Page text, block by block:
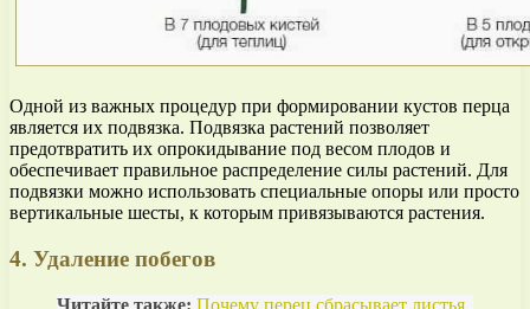
Одной из важных процедур при формировании кустов перца
является их подвязка. Подвязка растений позволяет
предотвратить их опрокидывание под весом плодов и
обеспечивает правильное распределение силы растений. Для
подвязки можно использовать специальные опоры или просто
вертикальные шесты, к которым привязываются растения.
4. Удаление побегов
Читайте также: Почему перец сбрасывает листья